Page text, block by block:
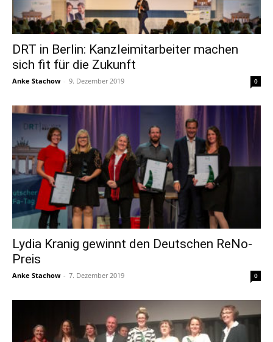
DRT in Berlin: Kanzleimitarbeiter machen
sich fit für die Zukunft
Anke Stachow - 9. Dezember 2019 0
Lydia Kranig gewinnt den Deutschen ReNo-
Preis
Anke Stachow - 7. Dezember 2019 0